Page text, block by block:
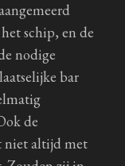
schip, en de
nodige
bar
de
niet altijd met